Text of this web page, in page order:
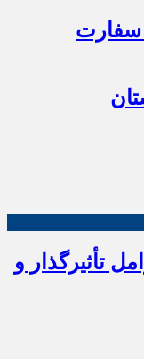
سفارت
عوامل تأثیرگذار و